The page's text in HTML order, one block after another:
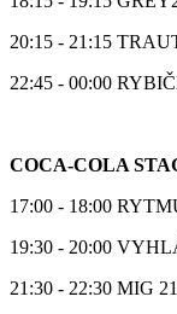
20:15 - 21:15
22:45 - 00:00
COCA-COLA
17:00 - 18:00
19:30 - 20:00
21:30 - 22:30 MIG 21